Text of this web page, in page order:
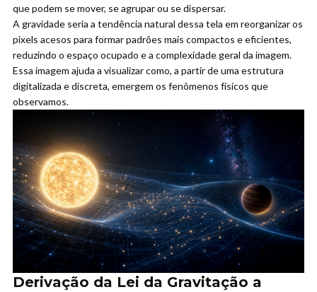
que podem se mover, se agrupar ou se dispersar.
A gravidade seria a tendência natural dessa tela em reorganizar os
pixels acesos para formar padrões mais compactos e eficientes,
reduzindo o espaço ocupado e a complexidade geral da imagem.
Essa imagem ajuda a visualizar como, a partir de uma estrutura
digitalizada e discreta, emergem os fenômenos físicos que
observamos.
Derivação da Lei da Gravitação a